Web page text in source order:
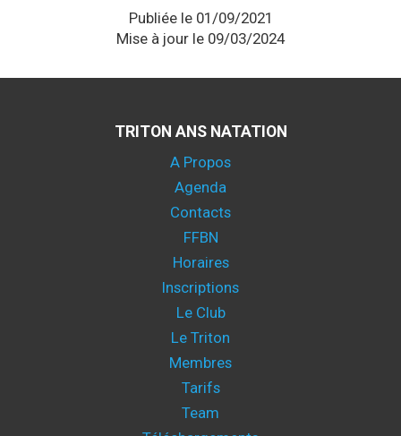
Publiée le 01/09/2021
Mise à jour le 09/03/2024
TRITON ANS NATATION
A Propos
Agenda
Contacts
FFBN
Horaires
Inscriptions
Le Club
Le Triton
Membres
Tarifs
Team